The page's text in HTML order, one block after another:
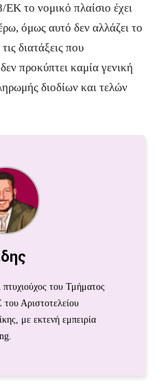
το νομικό πλαίσιο έχει
όμως αυτό δεν αλλάζει το
διατάξεις που
προκύπτει καμία γενική
διοδίων και τελών
του Τμήματος
Αριστοτελείου
με εκτενή εμπειρία